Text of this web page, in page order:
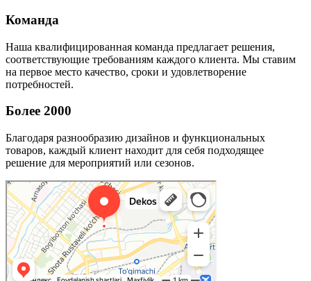
Команда
Наша квалифицированная команда предлагает решения,
соответствующие требованиям каждого клиента. Мы ставим
на первое место качество, сроки и удовлетворение
потребностей.
Более 2000
Благодаря разнообразию дизайнов и функциональных
товаров, каждый клиент находит для себя подходящее
решение для мероприятий или сезонов.